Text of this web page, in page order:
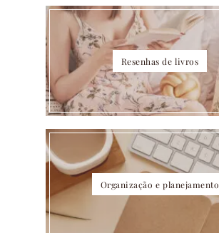
Resenhas de livros
Organização e planejamento